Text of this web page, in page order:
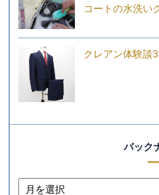
コートの水洗い
クレアン体験談
バック